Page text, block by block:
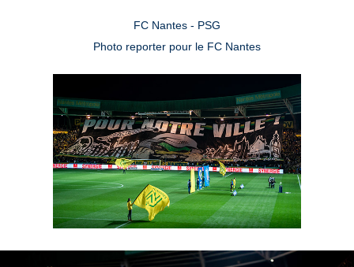
FC Nantes - PSG
Photo reporter pour le FC Nantes